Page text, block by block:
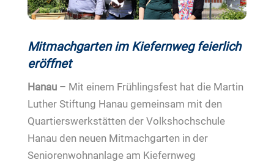
Mitmachgarten im Kiefernweg feierlich
eröffnet
Hanau – Mit einem Frühlingsfest hat die Martin
Luther Stiftung Hanau gemeinsam mit den
Quartierswerkstätten der Volkshochschule
Hanau den neuen Mitmachgarten in der
Seniorenwohnanlage am Kiefernweg